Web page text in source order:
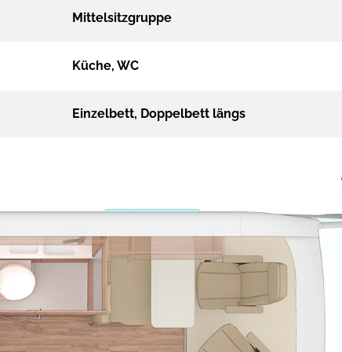
Mittelsitzgruppe
Küche, WC
Einzelbett, Doppelbett längs